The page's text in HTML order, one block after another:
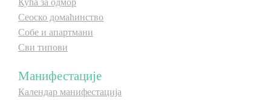
Кућа за одмор
Сеоско домаћинство
Собе и апартмани
Сви типови
Манифестације
Календар манифестација